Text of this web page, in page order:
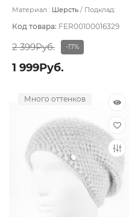
Шоколадный
Материал : Шерсть
Подклад:
Код товара: FER00100016329
2 399Руб. -17%
1 999Руб.
Много оттенков